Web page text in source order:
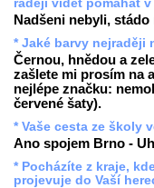
raději vidět pomáhat
Nadšeni nebyli,
* Jaké barvy nejraději
Černou, hnědou a
zašlete mi prosím na
nejlépe značku:
červené šaty).
* Vaše cesta ze školy
Ano spojem Brno -
* Pocházíte z kraje,
projevuje do Vaší